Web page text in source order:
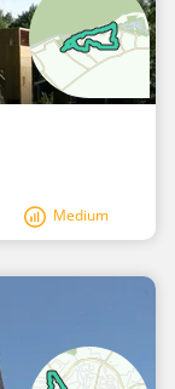
Medium